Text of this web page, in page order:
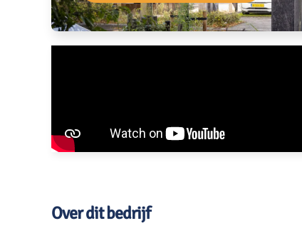
Over dit bedrijf